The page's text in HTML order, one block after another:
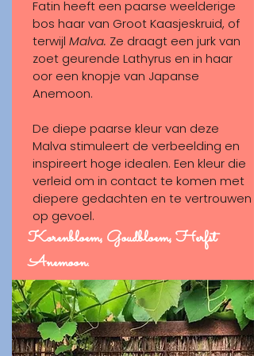
Fatin heeft een paarse weelderige
bos haar van Groot Kaasjeskruid, of
terwijl Malva. Ze draagt een jurk van
zoet geurende Lathyrus en in haar
oor een knopje van Japanse
Anemoon.
De diepe paarse kleur van deze
Malva stimuleert de verbeelding en
inspireert hoge idealen. Een kleur die
verleid om in contact te komen met
diepere gedachten en te vertrouwen
op gevoel.
Korenbloem, Goudbloem, Herfst
Anemoon.